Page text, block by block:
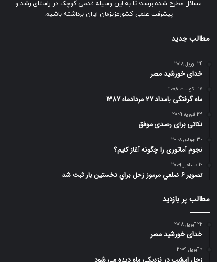
مسائل مطرح شده برسد؛ تا به این وسیله قدمی کوچک در راستای رشد و
پیشرفت علمی کشورعزیزمان ایران برداشته باشیم.
مطالب جدید
24 آوریل 2018
خدای خورشید مصر
15 آگوست 2008
ماه گرفتگی بامداد 27 مردادماه 1387
23 فوریه 2009
نکاتی برای رصدی موفق
30 جولای 2008
نجوم آماتوری را چگونه آغاز کنیم؟
16 دسامبر 2009
تصوير 6 ضلعي مرموز زحل براي نخستين بار ثبت شد
مطالب پر بازدید
24 آوریل 2018
خدای خورشید مصر
6 آوریل 2009
زحل امشب در نزديكي ماه ديده مي شود